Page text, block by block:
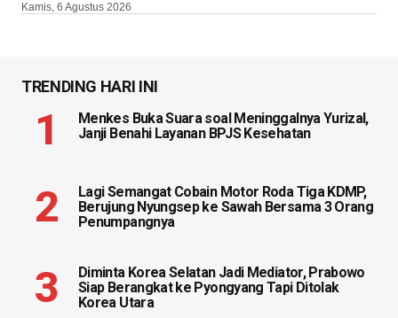
Kamis, 6 Agustus 2026
TRENDING HARI INI
Menkes Buka Suara soal Meninggalnya Yurizal,
Janji Benahi Layanan BPJS Kesehatan
Lagi Semangat Cobain Motor Roda Tiga KDMP,
Berujung Nyungsep ke Sawah Bersama 3 Orang
Penumpangnya
Diminta Korea Selatan Jadi Mediator, Prabowo
Siap Berangkat ke Pyongyang Tapi Ditolak
Korea Utara